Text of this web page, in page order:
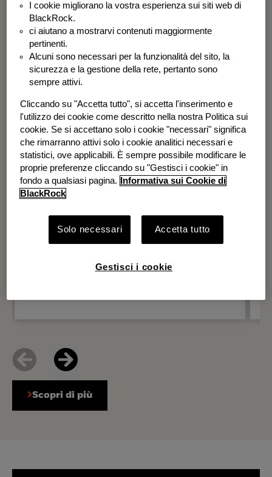
disciplinato e coerente nel tempo.
BSF Systematic World Equity Fund
BGF Systematic Global Equity High
Income Fund
Scopri di più
I cookie migliorano la vostra esperienza sui siti web di
BlackRock.
ci aiutano a mostrarvi contenuti maggiormente
pertinenti.
Alcuni sono necessari per la funzionalità del sito, la
sicurezza e la gestione della rete, pertanto sono
sempre attivi.
Cliccando su "Accetta tutto", si accetta l'inserimento e
l'utilizzo dei cookie come descritto nella nostra Politica sui
cookie. Se si accettano solo i cookie "necessari" significa
che rimarranno attivi solo i cookie analitici necessari e
statistici, ove applicabili. È sempre possibile modificare le
proprie preferenze cliccando su "Gestisci i cookie" in
fondo a qualsiasi pagina.
Informativa sui Cookie di
BlackRock
Solo necessari Accetta tutto
Gestisci i cookie